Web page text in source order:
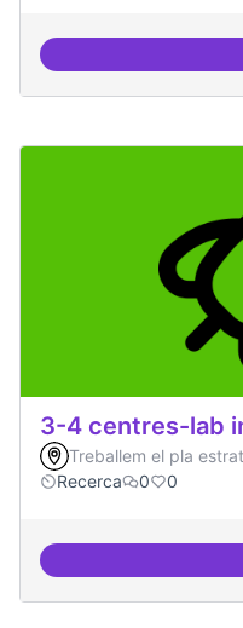
3-4 centres-lab
Treballem el pla
Recerca
0 0